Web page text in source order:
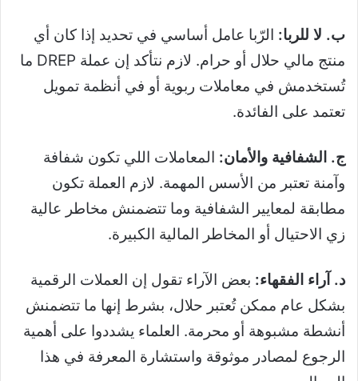
ب. لا للربا: الرّبا عامل أساسي في تحديد إذا كان أي
منتج مالي حلال أو حرام. لازم نتأكد إن عملة DREP ما
تُستخدمش في معاملات ربوية أو في أنظمة تمويل
تعتمد على الفائدة.
ج. الشفافية والأمان: المعاملات اللي تكون شفافة
وآمنة تعتبر من الأسس المهمة. لازم العملة تكون
مطابقة لمعايير الشفافية وما تتضمنش مخاطر عالية
زي الاحتيال أو المخاطر المالية الكبيرة.
د. آراء الفقهاء: بعض الآراء تقول إن العملات الرقمية
بشكل عام ممكن تُعتبر حلال، بشرط إنها ما تتضمنش
أنشطة مشبوهة أو محرمة. العلماء يشددوا على أهمية
الرجوع لمصادر موثوقة واستشارة المعرفة في هذا